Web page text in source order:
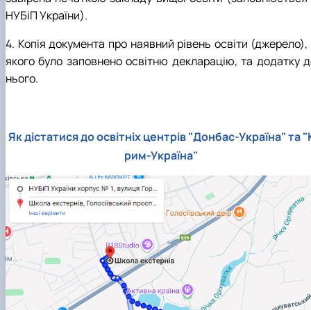
НУБіП України).
4. Копія документа про наявний рівень освіти (джерело),
якого було заповнено освітню декларацію, та додатку
нього.
Як дістатися до освітніх центрів "Донбас-Україна" та
рим-Україна"